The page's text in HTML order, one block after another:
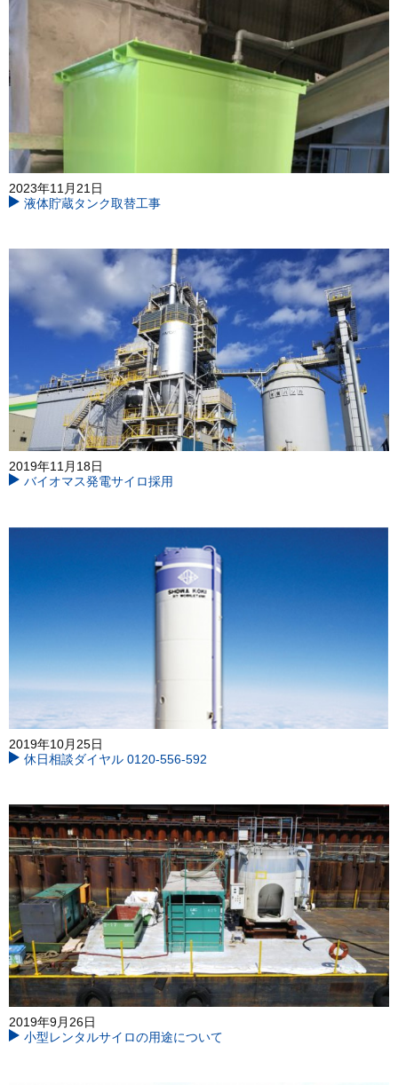
2023年11月21日
液体貯蔵タンク取替工事
2019年11月18日
バイオマス発電サイロ採用
2019年10月25日
休日相談ダイヤル 0120-556-592
2019年9月26日
小型レンタルサイロの用途について